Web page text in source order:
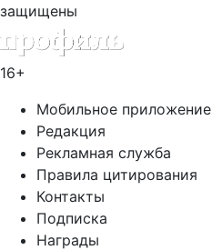
защищены
16+
Мобильное приложение
Редакция
Рекламная служба
Правила цитирования
Контакты
Подписка
Награды